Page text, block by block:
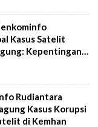
Kasus Satelit
Kepentingan
Rudiantara
Kasus Korupsi
di Kemhan